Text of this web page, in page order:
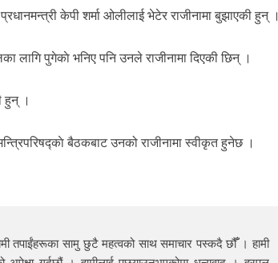
केपी शर्मा ओलीलाई भेटेर राजीनामा बुझाएकी हुन् ।
लागि पुगेकाे भनिए पनि उनले राजीनामा दिएकी छिन् ।
हुन् ।
बैठकबाट उनको राजीनामा स्वीकृत हुनेछ ।
तपाईंहरूका सामु छुटै महत्वको साथ समाचार पस्कदै छौँँ । हामी